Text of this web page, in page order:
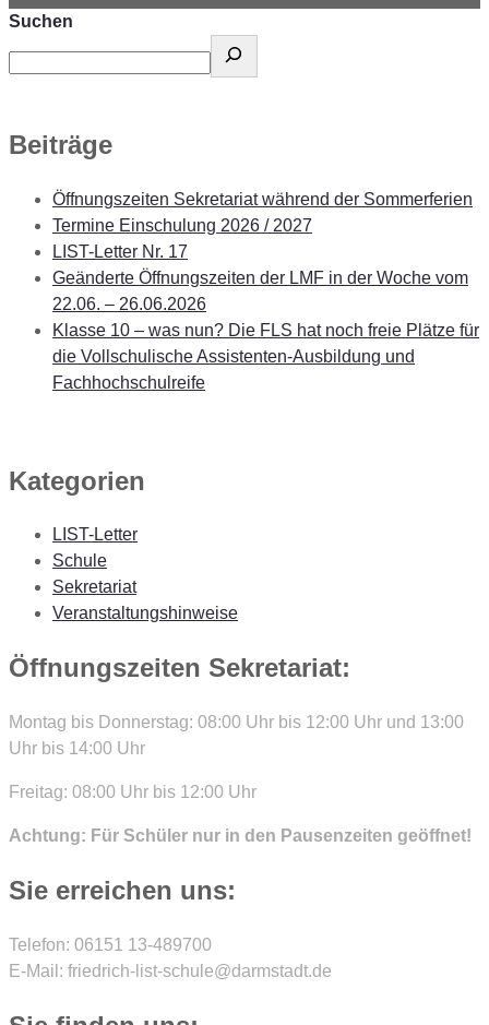
Suchen
Beiträge
Öffnungszeiten Sekretariat während der Sommerferien
Termine Einschulung 2026 / 2027
LIST-Letter Nr. 17
Geänderte Öffnungszeiten der LMF in der Woche vom
22.06. – 26.06.2026
Klasse 10 – was nun? Die FLS hat noch freie Plätze für
die Vollschulische Assistenten-Ausbildung und
Fachhochschulreife
Kategorien
LIST-Letter
Schule
Sekretariat
Veranstaltungshinweise
Öffnungszeiten Sekretariat:
Montag bis Donnerstag: 08:00 Uhr bis 12:00 Uhr und 13:00
Uhr bis 14:00 Uhr
Freitag: 08:00 Uhr bis 12:00 Uhr
Achtung: Für Schüler nur in den Pausenzeiten geöffnet!
Sie erreichen uns:
Telefon: 06151 13-489700
E-Mail: friedrich-list-schule@darmstadt.de